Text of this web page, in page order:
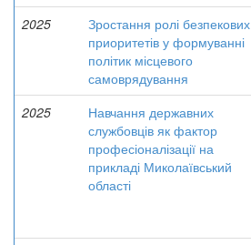
2025
Зростання ролі безпекових
приоритетів у формуванні
політик місцевого
самоврядування
2025
Навчання державних
службовців як фактор
професіоналізації на
прикладі Миколаївський
області